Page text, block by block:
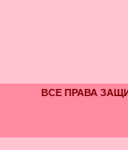
ВСЕ ПРАВА